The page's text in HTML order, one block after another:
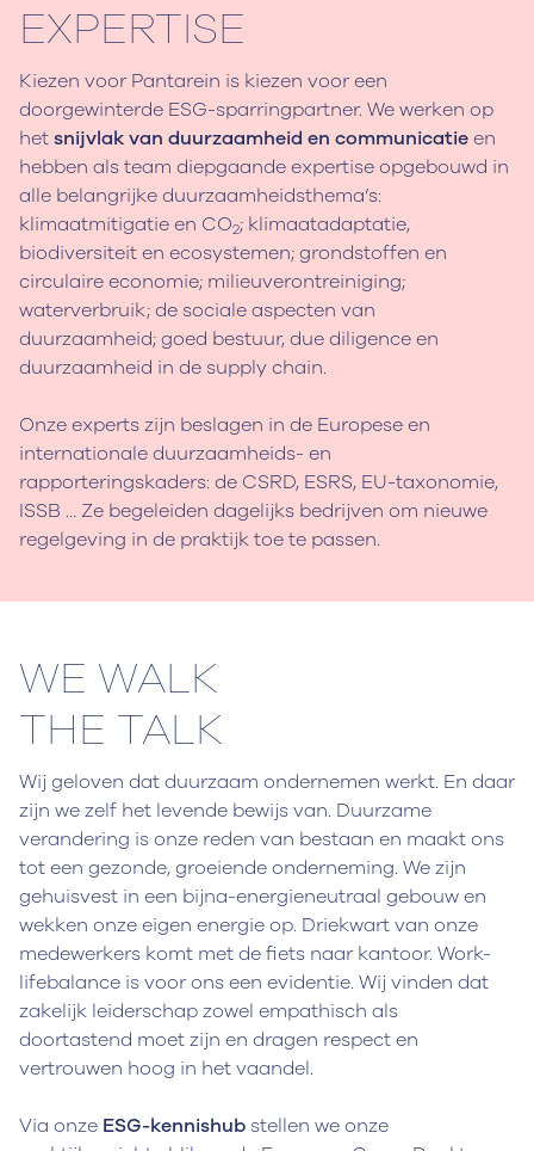
EXPERTISE
Kiezen voor Pantarein is kiezen voor een
doorgewinterde ESG-sparringpartner. We werken op
hetsnijvlak van duurzaamheid en communicatieen
hebben als team diepgaande expertise opgebouwd in
alle belangrijke duurzaamheidsthema’s:
klimaatmitigatie en CO2; klimaatadaptatie,
biodiversiteit en ecosystemen; grondstoffen en
circulaire economie; milieuverontreiniging;
waterverbruik; de sociale aspecten van
duurzaamheid; goed bestuur, due diligence en
duurzaamheid in de supply chain.
Onze experts zijn beslagen in de Europese en
internationale duurzaamheids- en
rapporteringskaders: de CSRD, ESRS, EU-taxonomie,
ISSB … Ze begeleiden dagelijks bedrijven om nieuwe
regelgeving in de praktijk toe te passen.
WE WALK
THE TALK
Wij geloven dat duurzaam ondernemen werkt. En daar
zijn we zelf het levende bewijs van. Duurzame
verandering is onze reden van bestaan en maakt ons
tot een gezonde, groeiende onderneming. We zijn
gehuisvest in een bijna-energieneutraal gebouw en
wekken onze eigen energie op. Driekwart van onze
medewerkers komt met de fiets naar kantoor. Work-
lifebalance is voor ons een evidentie. Wij vinden dat
zakelijk leiderschap zowel empathisch als
doortastend moet zijn en dragen respect en
vertrouwen hoog in het vaandel.
Via onze ESG-kennishub stellen we onze